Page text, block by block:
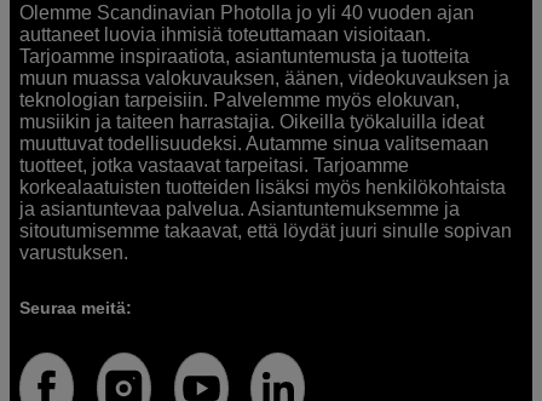
Olemme Scandinavian Photolla jo yli 40 vuoden ajan
auttaneet luovia ihmisiä toteuttamaan visioitaan.
Tarjoamme inspiraatiota, asiantuntemusta ja tuotteita
muun muassa valokuvauksen, äänen, videokuvauksen ja
teknologian tarpeisiin. Palvelemme myös elokuvan,
musiikin ja taiteen harrastajia. Oikeilla työkaluilla ideat
muuttuvat todellisuudeksi. Autamme sinua valitsemaan
tuotteet, jotka vastaavat tarpeitasi. Tarjoamme
korkealaatuisten tuotteiden lisäksi myös henkilökohtaista
ja asiantuntevaa palvelua. Asiantuntemuksemme ja
sitoutumisemme takaavat, että löydät juuri sinulle sopivan
varustuksen.
Seuraa meitä: